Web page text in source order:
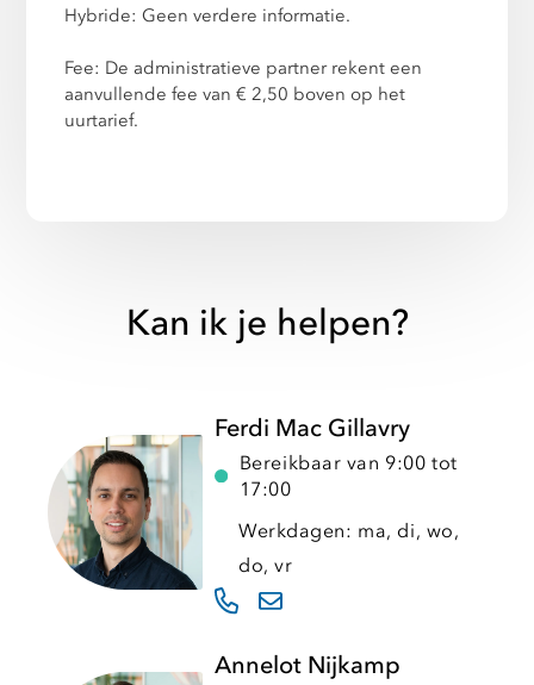
Hybride: Geen verdere informatie.
Fee: De administratieve partner rekent een
aanvullende fee van € 2,50 boven op het
uurtarief.
Kan ik je helpen?
Ferdi Mac Gillavry
Bereikbaar van 9:00 tot
17:00
Werkdagen: ma, di, wo,
do, vr
Annelot Nijkamp